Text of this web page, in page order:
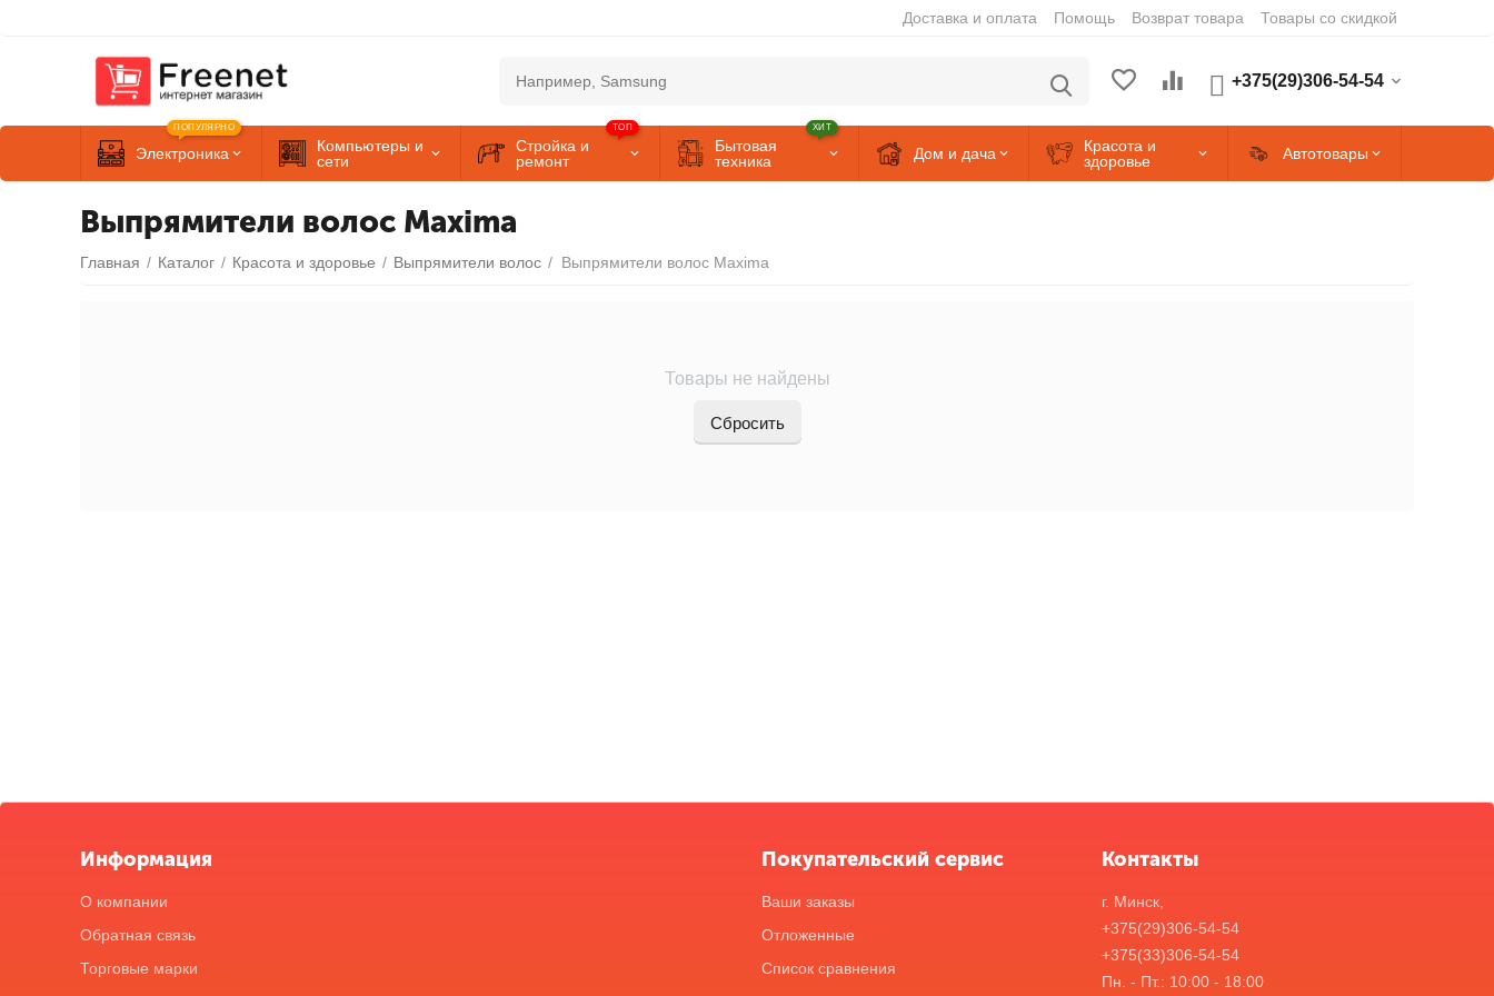
Доставка и оплата Помощь Возврат товара Товары со скидкой
+375(29)306-54-54
Электроника
ПОПУЛЯРНО
Компьютеры и
сети
Стройка и
ремонт
ТОП
Бытовая
техника
ХИТ
Дом и дача
Красота и
здоровье
Автотовары
Выпрямители волос Maxima
Главная / Каталог / Красота и здоровье / Выпрямители волос / Выпрямители волос Maxima
Товары не найдены
Сбросить
Информация
О компании
Обратная связь
Торговые марки
Покупательский сервис
Ваши заказы
Отложенные
Список сравнения
Контакты
г. Минск,
+375(29)306-54-54
+375(33)306-54-54
Пн. - Пт.: 10:00 - 18:00